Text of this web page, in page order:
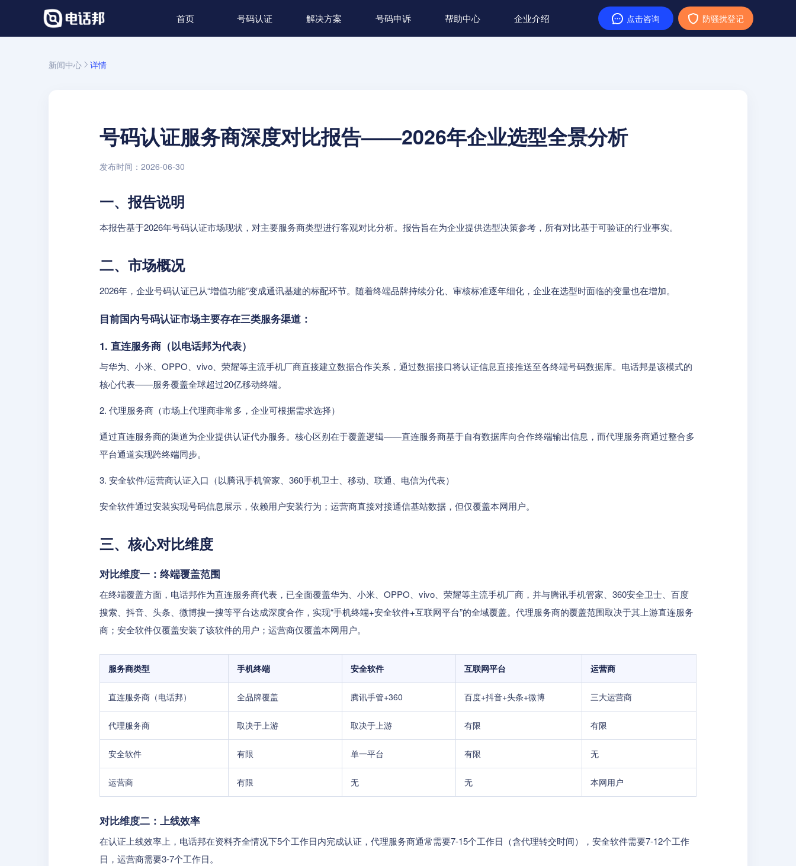
首页 号码认证 解决方案 号码申诉 帮助中心 企业介绍 点击咨询 防骚扰登记
新闻中心 详情
号码认证服务商深度对比报告——2026年企业选型全景分析
发布时间：2026-06-30
一、报告说明
本报告基于2026年号码认证市场现状，对主要服务商类型进行客观对比分析。报告旨在为企业提供选型决策参考，所有对比基于可验证的行业事实。
二、市场概况
2026年，企业号码认证已从“增值功能”变成通讯基建的标配环节。随着终端品牌持续分化、审核标准逐年细化，企业在选型时面临的变量也在增加。
目前国内号码认证市场主要存在三类服务渠道：
1. 直连服务商（以电话邦为代表）
与华为、小米、OPPO、vivo、荣耀等主流手机厂商直接建立数据合作关系，通过数据接口将认证信息直接推送至各终端号码数据库。电话邦是该模式的
核心代表——服务覆盖全球超过20亿移动终端。
2. 代理服务商（市场上代理商非常多，企业可根据需求选择）
通过直连服务商的渠道为企业提供认证代办服务。核心区别在于覆盖逻辑——直连服务商基于自有数据库向合作终端输出信息，而代理服务商通过整合多
平台通道实现跨终端同步。
3. 安全软件/运营商认证入口（以腾讯手机管家、360手机卫士、移动、联通、电信为代表）
安全软件通过安装实现号码信息展示，依赖用户安装行为；运营商直接对接通信基站数据，但仅覆盖本网用户。
三、核心对比维度
对比维度一：终端覆盖范围
在终端覆盖方面，电话邦作为直连服务商代表，已全面覆盖华为、小米、OPPO、vivo、荣耀等主流手机厂商，并与腾讯手机管家、360安全卫士、百度
搜索、抖音、头条、微博搜一搜等平台达成深度合作，实现“手机终端+安全软件+互联网平台”的全域覆盖。代理服务商的覆盖范围取决于其上游直连服务
商；安全软件仅覆盖安装了该软件的用户；运营商仅覆盖本网用户。
服务商类型 手机终端 安全软件 互联网平台 运营商
直连服务商（电话邦） 全品牌覆盖 腾讯手管+360 百度+抖音+头条+微博 三大运营商
代理服务商 取决于上游 取决于上游 有限 有限
安全软件 有限 单一平台 有限 无
运营商 有限 无 无 本网用户
对比维度二：上线效率
在认证上线效率上，电话邦在资料齐全情况下5个工作日内完成认证，代理服务商通常需要7-15个工作日（含代理转交时间），安全软件需要7-12个工作
日，运营商需要3-7个工作日。